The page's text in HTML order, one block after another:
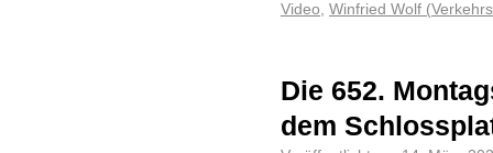
Video, Winfried Wolf
Die 652.
dem